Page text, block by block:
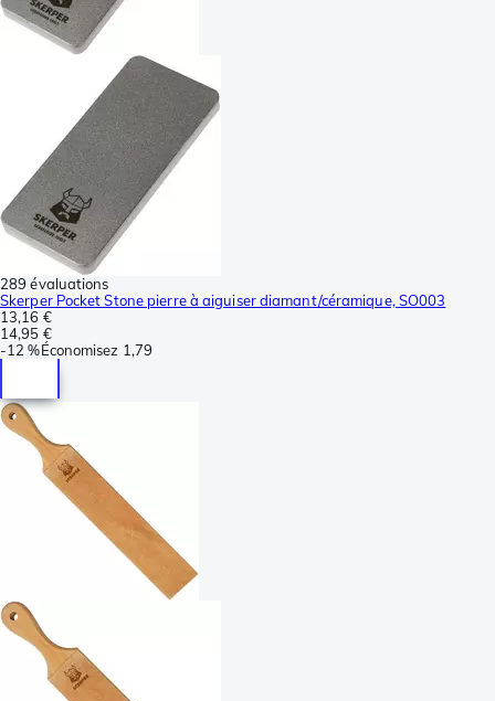
289 évaluations
Skerper Pocket Stone pierre à aiguiser diamant/céramique, SO003
13,16 €
14,95 €
-12 %Économisez 1,79